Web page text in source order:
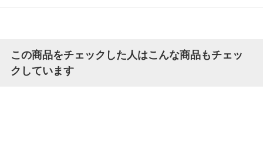
この商品をチェックした人はこんな商品もチェッ
クしています